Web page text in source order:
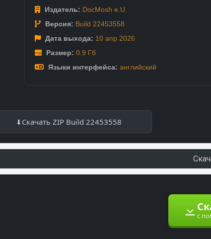
Издатель: DocMosh e.U.
Версия: Build 22453558
Дата выхода: 10 апр 2026
Размер: 0.9 Гб
Языки интерфейса: английский
Скачать ZIP Build 22453558
с